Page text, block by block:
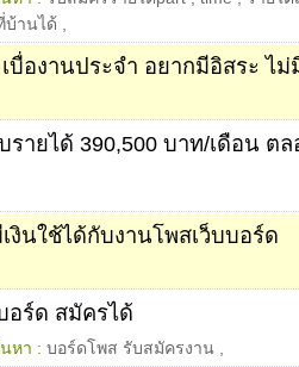
บ้านได้
บื่องานประจำ อยากมีอิสระ ไ
รายได้ 390,500 บาท/เดือน ต
งินใช้ได้กับงานโพสเว็บบอร์ด
อร์ด สมัครได้
หา : บอร์ดโพส รับสมัครงาน